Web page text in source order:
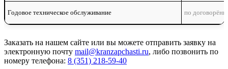
Годовое техническое обслуживание
Заказать на нашем сайте или вы можете отправить заявку на
электронную почту mail@kranzapchasti.ru, либо позвонить по
номеру телефона: 8 (351) 218-59-40